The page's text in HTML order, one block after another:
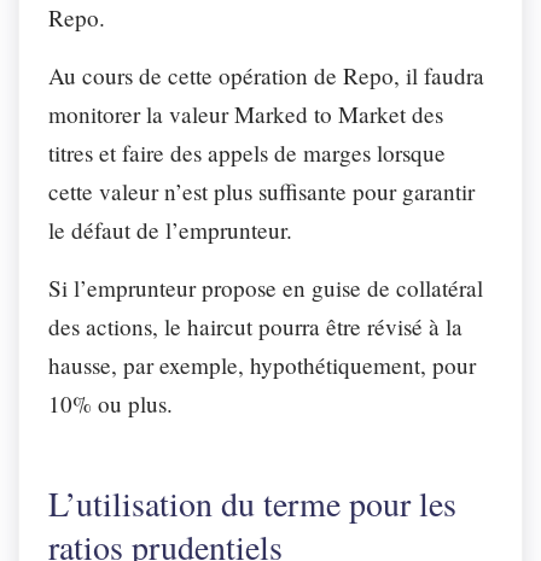
Repo.
Au cours de cette opération de Repo, il faudra
monitorer la valeur Marked to Market des
titres et faire des appels de marges lorsque
cette valeur n’est plus suffisante pour garantir
le défaut de l’emprunteur.
Si l’emprunteur propose en guise de collatéral
des actions, le haircut pourra être révisé à la
hausse, par exemple, hypothétiquement, pour
10% ou plus.
L’utilisation du terme pour les
ratios prudentiels